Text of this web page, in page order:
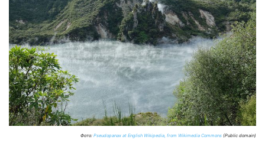
Фото: Pseudopanax at English Wikipedia, from Wikimedia Commons (Public domain)